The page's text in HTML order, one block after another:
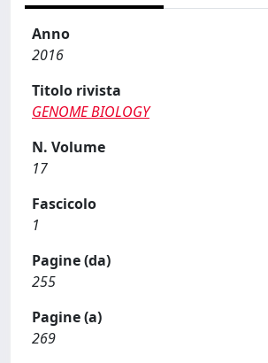
Anno
2016
Titolo rivista
GENOME BIOLOGY
N. Volume
17
Fascicolo
1
Pagine (da)
255
Pagine (a)
269